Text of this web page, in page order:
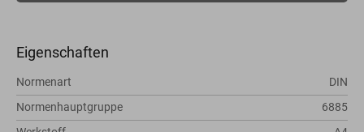
Eigenschaften
Normenart
DIN
Normenhauptgruppe
6885